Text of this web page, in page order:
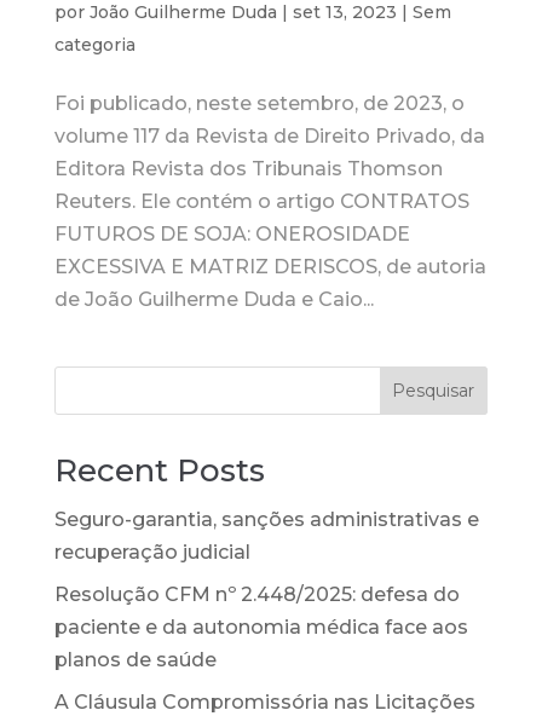
por João Guilherme Duda set 13, 2023
Sem
categoria
Foi publicado, neste setembro, de 2023, o
volume 117 da Revista de Direito Privado, da
Editora Revista dos Tribunais Thomson
Reuters. Ele contém o artigo CONTRATOS
FUTUROS DE SOJA: ONEROSIDADE
EXCESSIVA E MATRIZ DERISCOS, de autoria
de João Guilherme Duda e Caio...
Pesquisar
Recent Posts
Seguro-garantia, sanções administrativas e
recuperação judicial
Resolução CFM nº 2.448/2025: defesa do
paciente e da autonomia médica face aos
planos de saúde
A Cláusula Compromissória nas Licitações